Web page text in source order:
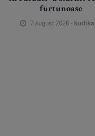
furtunoase
7 August 2026 -